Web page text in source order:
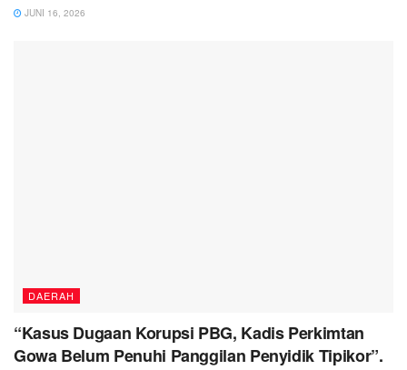
JUNI 16, 2026
DAERAH
“Kasus Dugaan Korupsi PBG, Kadis Perkimtan
Gowa Belum Penuhi Panggilan Penyidik Tipikor”.